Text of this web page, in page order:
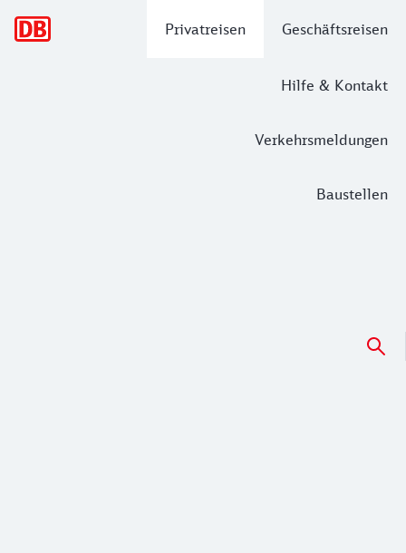
Privatreisen Geschäftsreisen
Hilfe & Kontakt
Verkehrsmeldungen
Baustellen